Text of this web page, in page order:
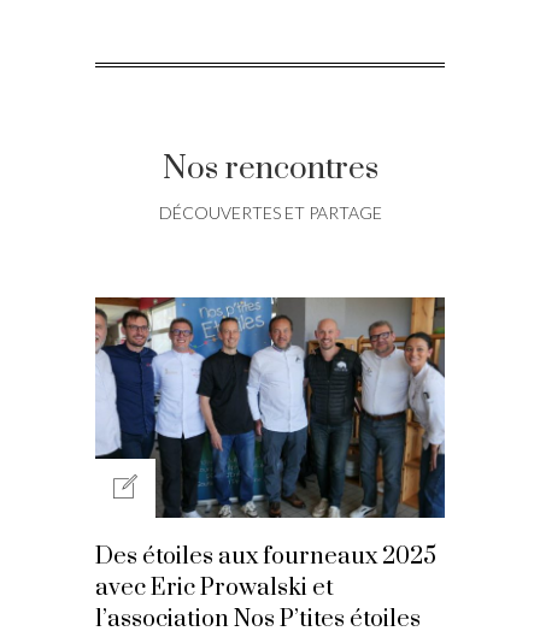
Nos rencontres
DÉCOUVERTES ET PARTAGE
Des étoiles aux fourneaux 2025
avec Eric Prowalski et
l’association Nos P’tites étoiles